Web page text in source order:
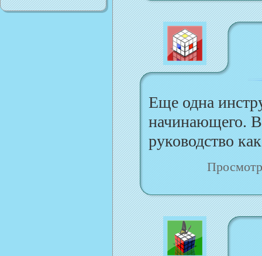
Еще одна
начинающего. В
руководство